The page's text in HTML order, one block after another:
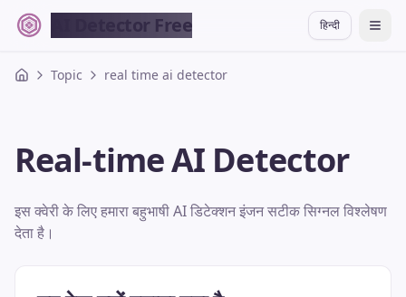
AI Detector Free हिन्दी 切换
Topic real time ai detector
Real-time AI Detector
इस क्वेरी के लिए हमारा बहुभाषी AI डिटेक्शन इंजन सटीक सिग्नल विश्लेषण
देता है।